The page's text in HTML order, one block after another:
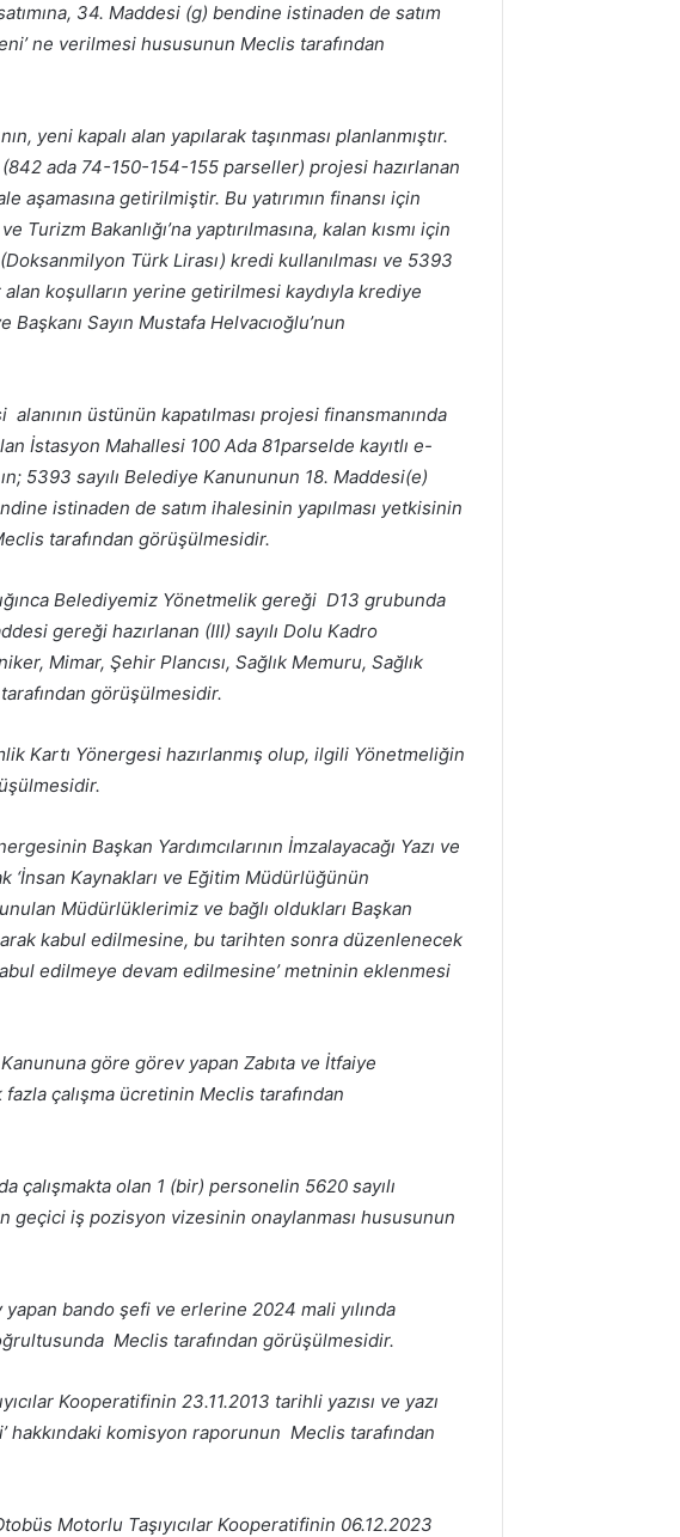
34. Maddesi (g) bendine istinaden de satım
ne verilmesi hususunun Meclis tarafından
yeni kapalı alan yapılarak taşınması planlanmıştır.
ada 74-150-154-155 parseller) projesi hazırlanan
aşamasına getirilmiştir. Bu yatırımın finansı için
Bakanlığı’na yaptırılmasına, kalan kısmı için
Türk Lirası) kredi kullanılması ve 5393
koşulların yerine getirilmesi kaydıyla krediye
Sayın Mustafa Helvacıoğlu’nun
üstünün kapatılması projesi finansmanında
İstasyon Mahallesi 100 Ada 81parselde kayıtlı e-
5393 sayılı Belediye Kanununun 18. Maddesi(e)
istinaden de satım ihalesinin yapılması yetkisinin
tarafından görüşülmesidir.
Belediyemiz Yönetmelik gereği D13 grubunda
gereği hazırlanan (III) sayılı Dolu Kadro
Mimar, Şehir Plancısı, Sağlık Memuru, Sağlık
görüşülmesidir.
Kartı Yönergesi hazırlanmış olup, ilgili Yönetmeliğin
Başkan Yardımcılarının İmzalayacağı Yazı ve
‘İnsan Kaynakları ve Eğitim Müdürlüğünün
Müdürlüklerimiz ve bağlı oldukları Başkan
kabul edilmesine, bu tarihten sonra düzenlenecek
edilmeye devam edilmesine’ metninin eklenmesi
göre görev yapan Zabıta ve İtfaiye
çalışma ücretinin Meclis tarafından
olan 1 (bir) personelin 5620 sayılı
geçici iş pozisyon vizesinin onaylanması hususunun
bando şefi ve erlerine 2024 mali yılında
Meclis tarafından görüşülmesidir.
Kooperatifinin 23.11.2013 tarihli yazısı ve yazı
komisyon raporunun Meclis tarafından
Motorlu Taşıyıcılar Kooperatifinin 06.12.2023